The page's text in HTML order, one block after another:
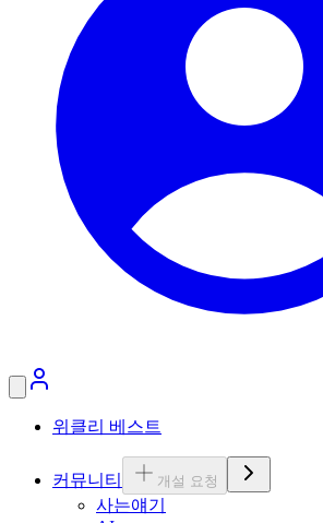
위클리 베스트
커뮤니티 개설 요청
사는얘기